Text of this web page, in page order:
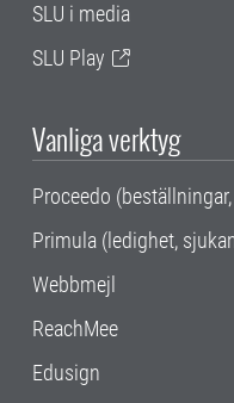
SLU i media
SLU Play
Vanliga verktyg
Proceedo
Primula (ledighet,
Webbmejl
ReachMee
Edusign